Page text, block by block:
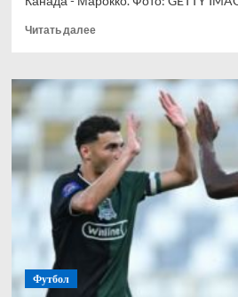
Читать далееПрочитать
Спортивный
комментатор
Андронов
спрогнозировал,
кто
одержит
победу
в
матче
Канада
Марокко
Футбол